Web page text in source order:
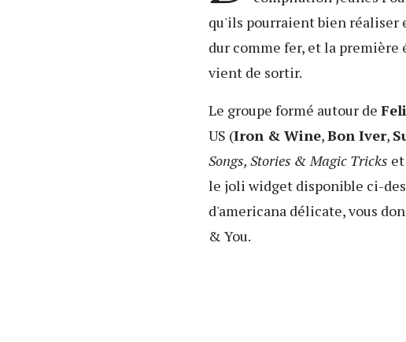
qu'ils pourraient bien réaliser
dur comme fer, et la première
vient de sortir.
Le groupe formé autour de
US (Iron & Wine,Bon Iver,
Songs, Stories & Magic Tricks
le joli widget disponible ci-
d'americana délicate, vous
& You.